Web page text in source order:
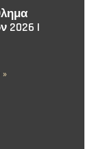
2026 |
»